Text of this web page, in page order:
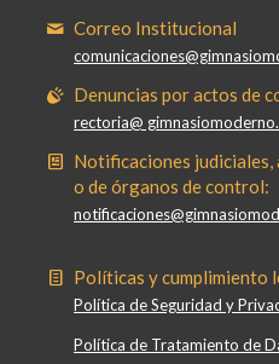
Correo Institucional
Denuncias por actos de
rectoria@
Notificaciones
o de órganos de control:
Políticas y cumplimiento
Política de Seguridad y
Política de Tratamiento de